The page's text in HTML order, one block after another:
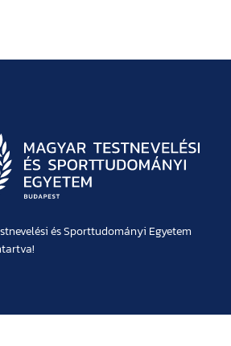
és Sporttudományi Egyetem